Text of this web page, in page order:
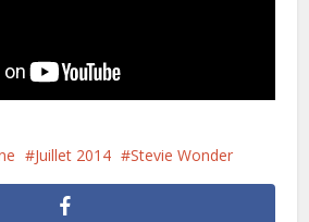
Juillet 2014 Stevie Wonder